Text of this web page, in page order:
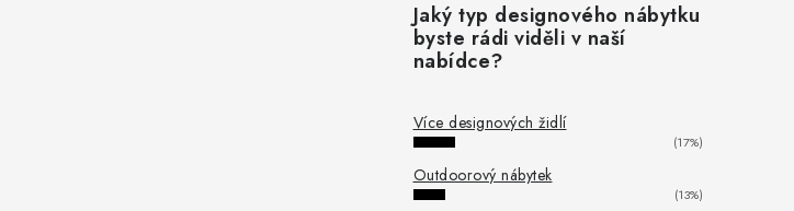
Jaký typ designového nábytku
byste rádi viděli v naší
nabídce?
Více designových židlí
(17%)
Outdoorový nábytek
(13%)